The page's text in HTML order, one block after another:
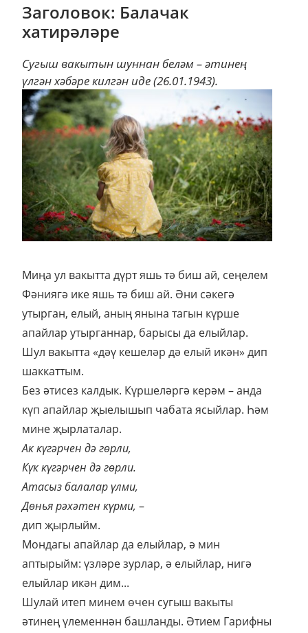
Заголовок: Балачак
хатирәләре
Сугыш вакытын шуннан беләм – әтинең
үлгән хәбәре килгән иде (26.01.1943).
Миңа ул вакытта дүрт яшь тә биш ай, сеңелем
Фәниягә ике яшь тә биш ай. Әни сәкегә
утырган, елый, аның янына тагын күрше
апайлар утырганнар, барысы да елыйлар.
Шул вакытта «дәү кешеләр дә елый икән» дип
шаккаттым.
Без әтисез калдык. Күршеләргә керәм – анда
күп апайлар җыелышып чабата ясыйлар. Һәм
мине җырлаталар.
Ак күгәрчен дә гөрли,
Күк күгәрчен дә гөрли.
Атасыз балалар үлми,
Дөнья рәхәтен күрми, –
дип җырлыйм.
Мондагы апайлар да елыйлар, ә мин
аптырыйм: үзләре зурлар, ә елыйлар, нигә
елыйлар икән дим...
Шулай итеп минем өчен сугыш вакыты
әтинең үлеменнән башланды. Әтием Гарифны